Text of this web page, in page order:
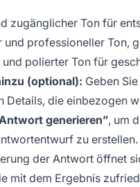
zugänglicher Ton für
und professioneller Ton,
und polierter Ton für
(optional): Geben
die einbezogen
generieren”, um
zu erstellen.
der Antwort öffnet
mit dem Ergebnis